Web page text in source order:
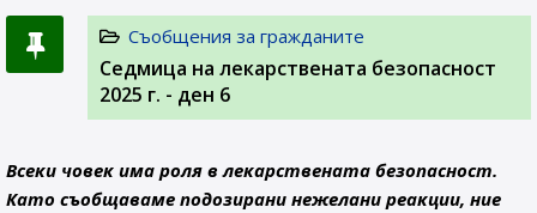
Съобщения за гражданите
Седмица на лекарствената безопасност
2025 г. - ден 6
Всеки човек има роля в лекарствената безопасност.
Като съобщаваме подозирани нежелани реакции, ние